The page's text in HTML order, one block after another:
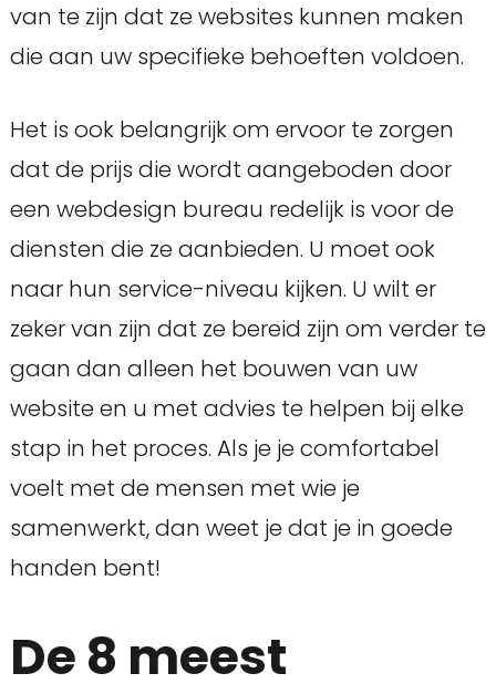
van te zijn dat ze websites kunnen maken
die aan uw specifieke behoeften voldoen.
Het is ook belangrijk om ervoor te zorgen
dat de prijs die wordt aangeboden door
een webdesign bureau redelijk is voor de
diensten die ze aanbieden. U moet ook
naar hun service-niveau kijken. U wilt er
zeker van zijn dat ze bereid zijn om verder te
gaan dan alleen het bouwen van uw
website en u met advies te helpen bij elke
stap in het proces. Als je je comfortabel
voelt met de mensen met wie je
samenwerkt, dan weet je dat je in goede
handen bent!
De 8 meest